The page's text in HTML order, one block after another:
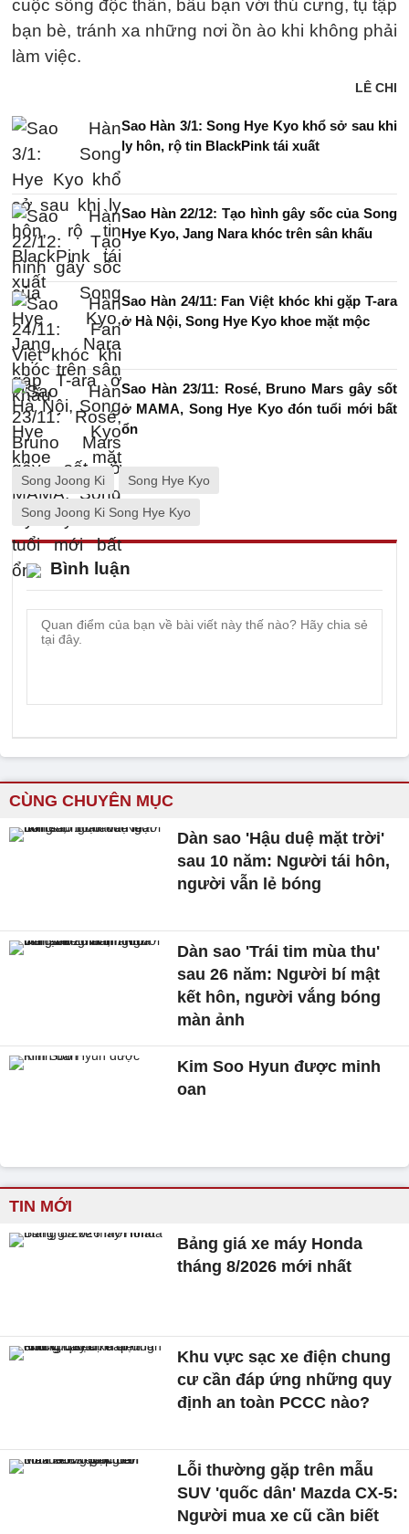
cuộc sống độc thân, bầu bạn với thú cưng, tụ tập
bạn bè, tránh xa những nơi ồn ào khi không phải
làm việc.
LÊ CHI
Sao Hàn 3/1: Song Hye Kyo khổ sở sau khi
ly hôn, rộ tin BlackPink tái xuất
Sao Hàn 22/12: Tạo hình gây sốc của Song
Hye Kyo, Jang Nara khóc trên sân khấu
Sao Hàn 24/11: Fan Việt khóc khi gặp T-ara
ở Hà Nội, Song Hye Kyo khoe mặt mộc
Sao Hàn 23/11: Rosé, Bruno Mars gây sốt
ở MAMA, Song Hye Kyo đón tuổi mới bất
ổn
Song Joong Ki Song Hye Kyo
Song Joong Ki Song Hye Kyo
Bình luận
CÙNG CHUYÊN MỤC
Dàn sao 'Hậu duệ mặt trời'
sau 10 năm: Người tái hôn,
người vẫn lẻ bóng
Dàn sao 'Trái tim mùa thu'
sau 26 năm: Người bí mật
kết hôn, người vắng bóng
màn ảnh
Kim Soo Hyun được minh
oan
TIN MỚI
Bảng giá xe máy Honda
tháng 8/2026 mới nhất
Khu vực sạc xe điện chung
cư cần đáp ứng những quy
định an toàn PCCC nào?
Lỗi thường gặp trên mẫu
SUV 'quốc dân' Mazda CX-5:
Người mua xe cũ cần biết